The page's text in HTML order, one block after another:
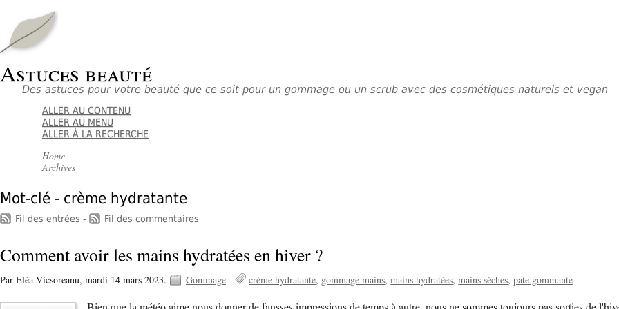
Astuces beauté
Des astuces pour votre beauté que ce soit pour un gommage ou un scrub avec des cosmétiques naturels et vegan
ALLER AU CONTENU
ALLER AU MENU
ALLER À LA RECHERCHE
Home
Archives
Mot-clé - crème hydratante
Fil des entrées - Fil des commentaires
Comment avoir les mains hydratées en hiver ?
Par Eléa Vicsoreanu, mardi 14 mars 2023. Gommage crème hydratante gommage mains mains hydratées mains sèches pate gommante